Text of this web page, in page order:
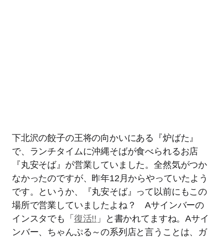
下北沢の餃子の王将の向かいにある『炉ばた』
で、ランチタイムに沖縄そばが食べられるお店
『丸安そば』が営業していました。全然気がつか
なかったのですが、昨年12月からやっていたよう
です。というか、『丸安そば』って以前にもこの
場所で営業していましたよね？ Aサインバーの
インスタでも「 復活!! 」と書かれてますね。Aサイ
ンバー、ちゃんぷる～の系列店と言うことは、ガ